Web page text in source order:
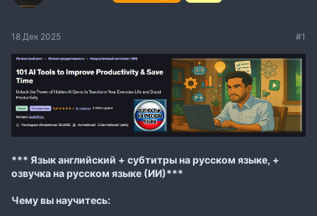
18 Дек 2025 #1
*** Язык английский + субтитры на русском языке, +
озвучка на русском языке (ИИ)***
Чему вы научитесь: